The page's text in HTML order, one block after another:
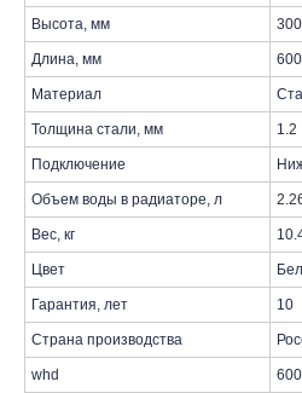
Высота, мм 300
Длина, мм 600
Материал
Толщина стали, мм 1.2
Подключение
Объем воды в радиаторе, л
Вес, кг
Цвет
Гарантия, лет 10
Страна производства
whd